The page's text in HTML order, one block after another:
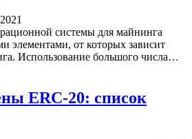
системы для майнинга
элементами, от которых зависит
Использование большого числа…
ERC-20: список